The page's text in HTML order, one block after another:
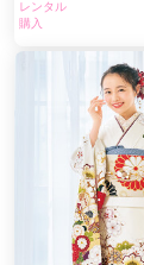
レンタル
購入